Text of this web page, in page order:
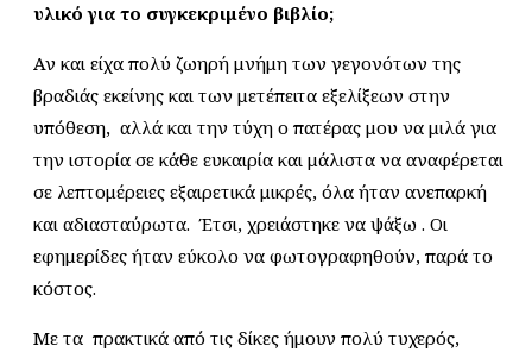
υλικό για το συγκεκριμένο βιβλίο;
Αν και είχα πολύ ζωηρή μνήμη των γεγονότων της
βραδιάς εκείνης και των μετέπειτα εξελίξεων στην
υπόθεση, αλλά και την τύχη ο πατέρας μου να μιλά για
την ιστορία σε κάθε ευκαιρία και μάλιστα να αναφέρεται
σε λεπτομέρειες εξαιρετικά μικρές, όλα ήταν ανεπαρκή
και αδιασταύρωτα. Έτσι, χρειάστηκε να ψάξω . Οι
εφημερίδες ήταν εύκολο να φωτογραφηθούν, παρά το
κόστος.
Με τα πρακτικά από τις δίκες ήμουν πολύ τυχερός,